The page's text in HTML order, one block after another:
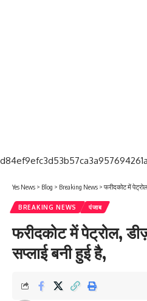
Yes News > Blog > Breaking News > फरीदकोट में
BREAKING NEWS पंजाब
फरीदकोट में पेट्रोल,
सप्लाई बनी हुई है,